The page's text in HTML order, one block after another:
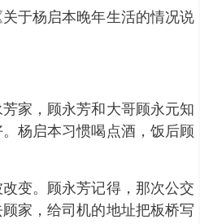
于杨启本晚年生活的情况说
家，顾永芳和大哥顾永元知
杨启本习惯喝点酒，饭后顾
变。顾永芳记得，那次公交
家，给司机的地址把板桥写